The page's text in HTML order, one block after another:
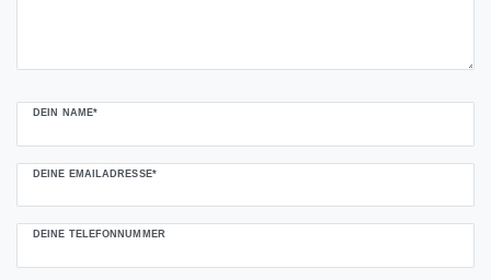
DEIN NAME*
DEINE EMAILADRESSE*
DEINE TELEFONNUMMER